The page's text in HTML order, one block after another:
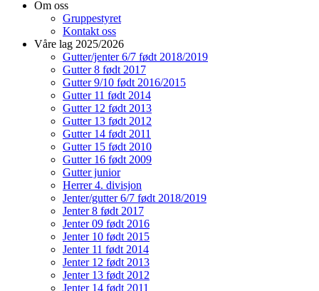
Om oss
Gruppestyret
Kontakt oss
Våre lag 2025/2026
Gutter/jenter 6/7 født 2018/2019
Gutter 8 født 2017
Gutter 9/10 født 2016/2015
Gutter 11 født 2014
Gutter 12 født 2013
Gutter 13 født 2012
Gutter 14 født 2011
Gutter 15 født 2010
Gutter 16 født 2009
Gutter junior
Herrer 4. divisjon
Jenter/gutter 6/7 født 2018/2019
Jenter 8 født 2017
Jenter 09 født 2016
Jenter 10 født 2015
Jenter 11 født 2014
Jenter 12 født 2013
Jenter 13 født 2012
Jenter 14 født 2011